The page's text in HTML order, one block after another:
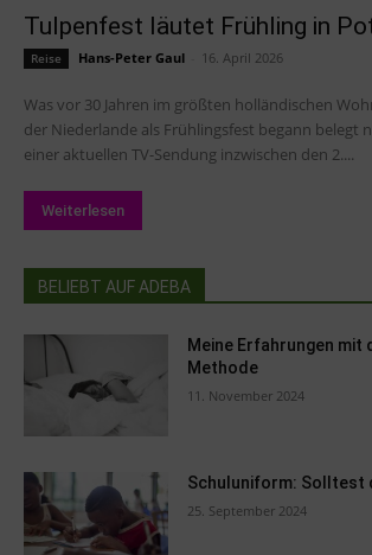
Tulpenfest läutet Frühling in
Reise Hans-Peter Gaul 16. April 2026
Was vor 30 Jahren im größten holländischen
der Niederlande als Frühlingsfest begann belegt
einer aktuellen TV-Sendung inzwischen den 2....
Weiterlesen
BELIEBT AUF ADEBA
Meine Erfahrungen mit
Methode
11. November 2024
Schuluniform: Solltest
25. September 2024